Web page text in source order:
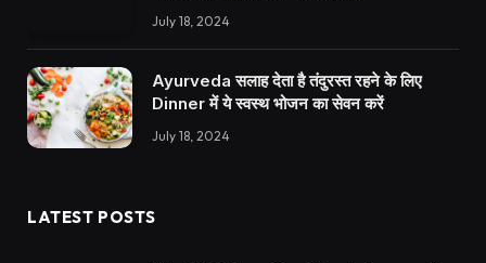
July 18, 2024
Ayurveda सलाह देता है तंदुरस्त रहने के लिए
Dinner में ये स्वस्थ भोजन का सेवन करें
July 18, 2024
LATEST POSTS